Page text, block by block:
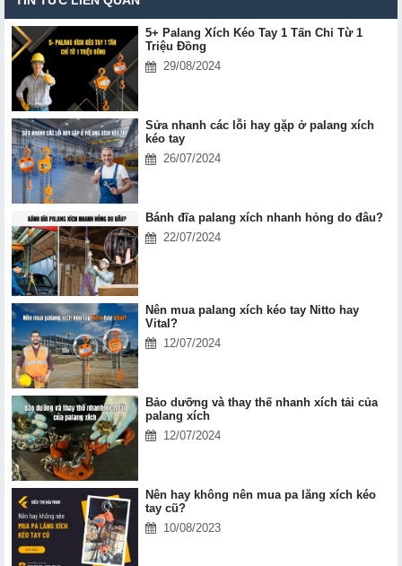
5+ Palang Xích Kéo Tay 1 Tấn Chỉ Từ 1
Triệu Đồng
29/08/2024
Sửa nhanh các lỗi hay gặp ở palang xích
kéo tay
26/07/2024
Bánh đĩa palang xích nhanh hỏng do đâu?
22/07/2024
Nên mua palang xích kéo tay Nitto hay
Vital?
12/07/2024
Bảo dưỡng và thay thế nhanh xích tải của
palang xích
12/07/2024
Nên hay không nên mua pa lăng xích kéo
tay cũ?
10/08/2023